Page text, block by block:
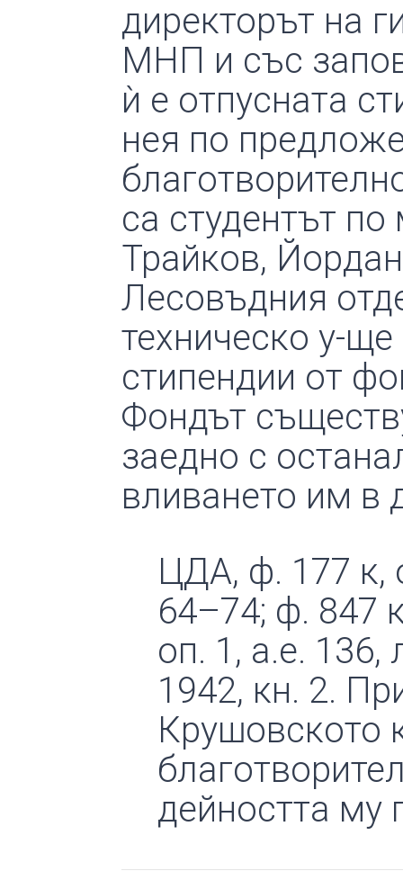
директорът на
МНП и със
ѝ е отпусната
нея по
са студентът
Трайков,
Лесовъдния
техническо у-
стипендии от
Фондът
заедно с
вливането им
ЦДА, ф. 177 к,
64–74; ф. 847
оп. 1, а.е.
1942, кн. 2.
Крушовското
дейността му